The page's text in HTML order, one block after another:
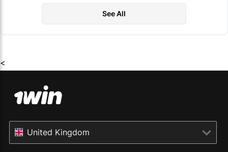
See All
<
United Kingdom